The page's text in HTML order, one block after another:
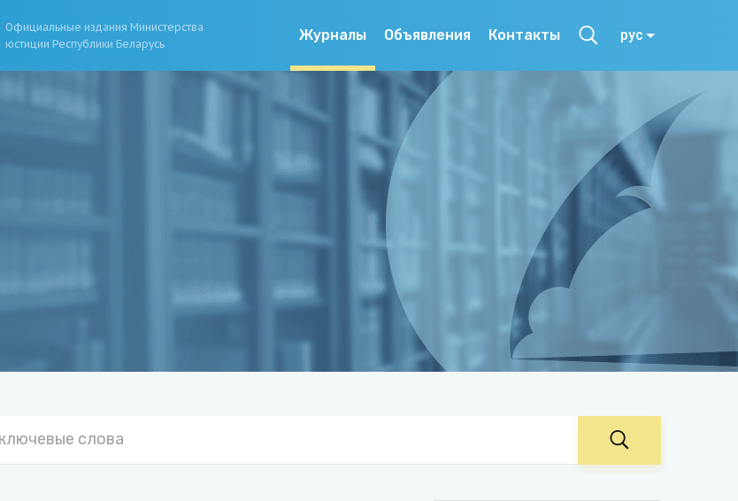
Официальные издания Министерства
юстиции Республики Беларусь
Журналы Объявления Контакты рус